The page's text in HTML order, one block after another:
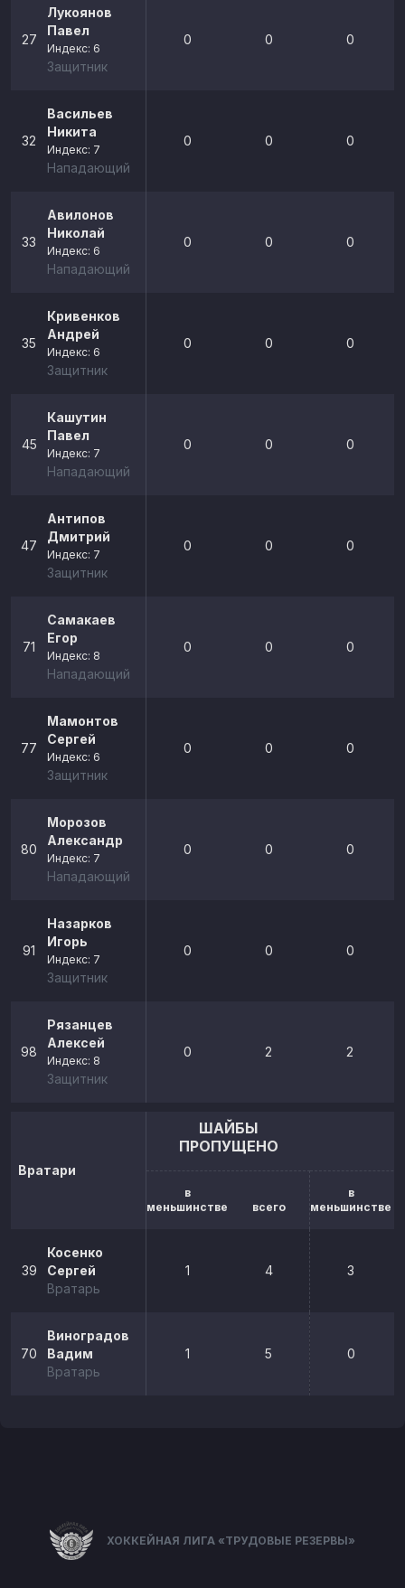
27
Лукоянов
Павел
Индекс: 6
Защитник
0 0 0
32
Васильев
Никита
Индекс: 7
Нападающий
0 0 0
33
Авилонов
Николай
Индекс: 6
Нападающий
0 0 0
35
Кривенков
Андрей
Индекс: 6
Защитник
0 0 0
45
Кашутин
Павел
Индекс: 7
Нападающий
0 0 0
47
Антипов
Дмитрий
Индекс: 7
Защитник
0 0 0
71
Самакаев
Егор
Индекс: 8
Нападающий
0 0 0
77
Мамонтов
Сергей
Индекс: 6
Защитник
0 0 0
80
Морозов
Александр
Индекс: 7
Нападающий
0 0 0
91
Назарков
Игорь
Индекс: 7
Защитник
0 0 0
98
Рязанцев
Алексей
Индекс: 8
Защитник
0 2 2
Вратари
ШАЙБЫ
ПРОПУЩЕНО
в
меньшинстве
всего
в
меньшинстве
39
Косенко
Сергей
Вратарь
1 4 3
70
Виноградов
Вадим
Вратарь
1 5 0
ХОККЕЙНАЯ ЛИГА «ТРУДОВЫЕ РЕЗЕРВЫ»